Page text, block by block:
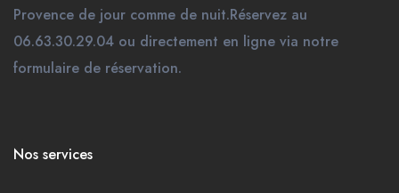
Provence de jour comme de nuit.Réservez au
06.63.30.29.04 ou directement en ligne via notre
formulaire de réservation.
Nos services